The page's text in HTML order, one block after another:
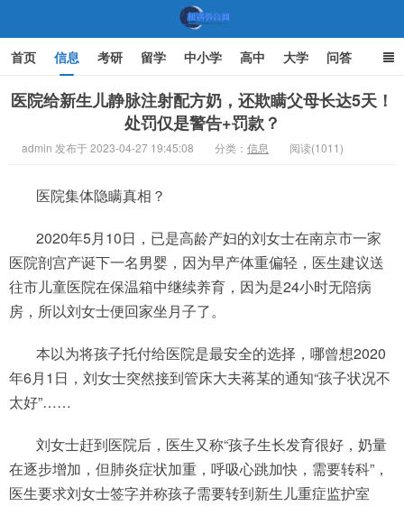
机遇教育网
首页 信息 考研 留学 中小学 高中 大学 问答
文化 家庭教育
医院给新生儿静脉注射配方奶，还欺瞒父母长达5天！
处罚仅是警告+罚款？
admin 发布于 2023-04-27 19:45:08 分类： 信息 阅读(1011)
医院集体隐瞒真相？
2020年5月10日，已是高龄产妇的刘女士在南京市一家
医院剖宫产诞下一名男婴，因为早产体重偏轻，医生建议送
往市儿童医院在保温箱中继续养育，因为是24小时无陪病
房，所以刘女士便回家坐月子了。
本以为将孩子托付给医院是最安全的选择，哪曾想2020
年6月1日，刘女士突然接到管床大夫蒋某的通知“孩子状况不
太好”……
刘女士赶到医院后，医生又称“孩子生长发育很好，奶量
在逐步增加，但肺炎症状加重，呼吸心跳加快，需要转科”，
医生要求刘女士签字并称孩子需要转到新生儿重症监护室